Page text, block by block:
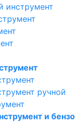
инструмент
ручной
и